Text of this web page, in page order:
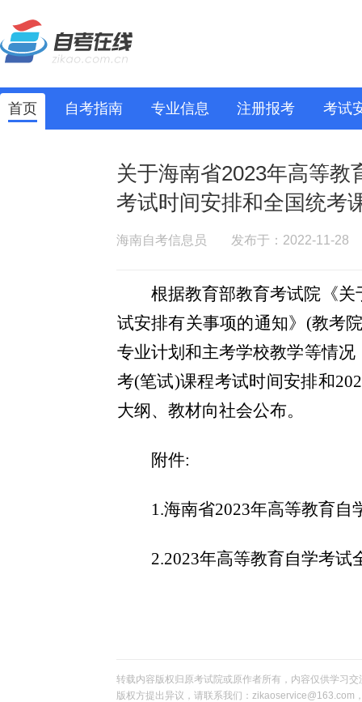
首页 自考指南 专业信息 注册报考 考试
关于海南省2023年高等
考试时间安排和全国统考
海南自考信息员 发布于：2022-11-28
根据教育部教育考试院《
试安排有关事项的通知》(教考
专业计划 和主考学校教学等情况
考(笔试)课程考试时间安排和
大纲、教材向社会公布。
附件:
1.海南省2023年高等教育自
2.2023年高等教育自学考试
转载内容版权归原考试院或原作者所有，内容仅供学习
版权方提出异议，请联系我们：zikaoservice@163.com